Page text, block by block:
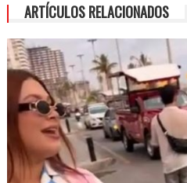
ARTÍCULOS RELACIONADOS